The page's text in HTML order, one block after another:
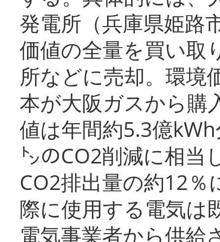
発電所（兵庫県姫路
価値の全量を買い取
所などに売却。環境
本が大阪ガスから購
値は年間約5.3億
㌧のCO2削減に相当
CO2排出量の約12％
際に使用する電気は
電気事業者から供給